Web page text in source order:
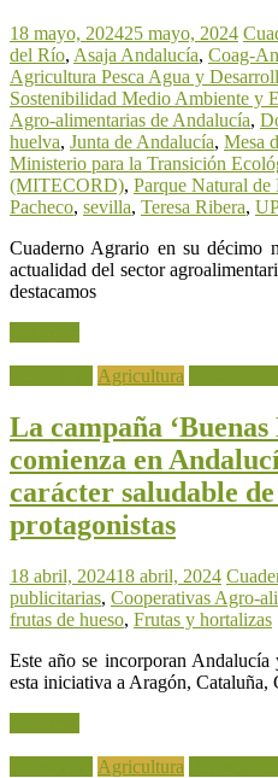
18 mayo, 202425 mayo, 2024
del Río, Asaja Andalucía, Coag-
Agricultura Pesca Agua y
Sostenibilidad Medio Ambiente y
Agro-alimentarias de Andalucía,
huelva, Junta de Andalucía, Mesa
Ministerio para la Transición
(MITECORD), Parque Natural de
Pacheco, sevilla, Teresa Ribera,
Cuaderno Agrario en su décimo
actualidad del sector
destacamos
Agricultura
La campaña ‘Buenas
comienza en
carácter saludable
protagonistas
18 abril, 202418 abril, 2024
publicitarias, Cooperativas Agro-
frutas de hueso, Frutas y hortalizas
Este año se incorporan Andalucía
esta iniciativa a Aragón,
Agricultura